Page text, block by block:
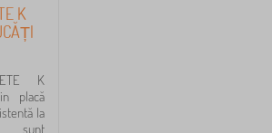
K
K
placă
la
sunt